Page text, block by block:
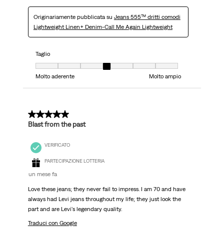
Originariamente pubblicata su Jeans 555™ dritti comodi
Lightweight Linen+ Denim-Call Me Again Lightweight
Taglio
Taglio, 4 su 7, dove 1 è uguale a Molto aderente e 7 è uguale a Molto
Molto aderente
Molto ampio
5 su 5 stelle.
Blast from the past
VERIFICATO
PARTECIPAZIONE LOTTERIA
un mese fa
Love these jeans; they never fail to impress. I am 70 and have
always had Levi jeans throughout my life; they just look the
part and are Levi's legendary quality.
Traduci con Google